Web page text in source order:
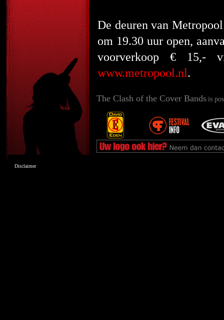
De deuren van
om 19.30 uur open,
voorverkoop € 15,-
www.metropool.nl.
The Clash of the Cover Bands is
Disclaimer